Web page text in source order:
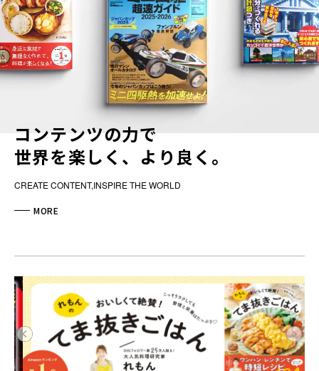
コンテンツの力で
世界を楽しく、より良く。
CREATE CONTENT,INSPIRE THE WORLD
MORE